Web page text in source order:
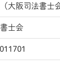
大阪司法書士
士会